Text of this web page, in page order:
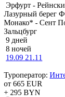
Эрфурт -
Лазурный берег
Монако* - Сент
Зальцбург
9 дней
8 ночей
19.09 21.11
Туроператор:
от 665 EUR
+ 295 BYN